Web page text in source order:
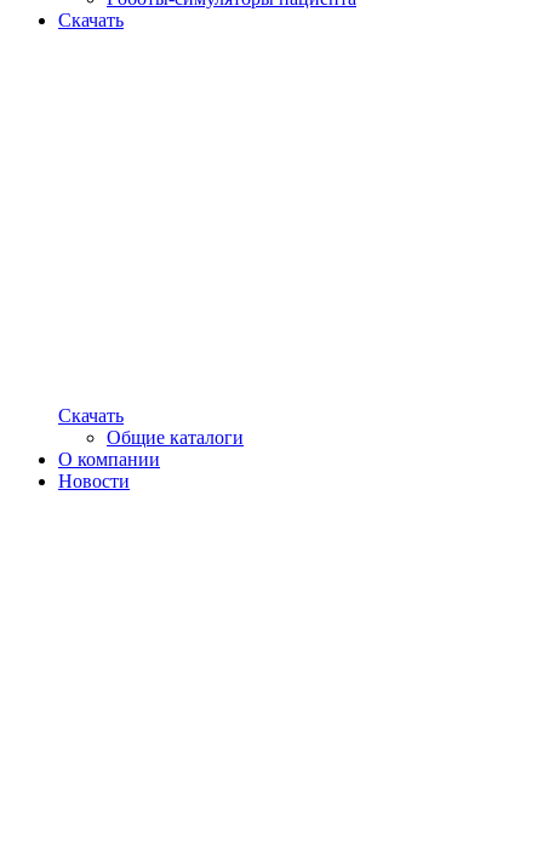
Скачать
Скачать
Общие каталоги
О компании
Новости